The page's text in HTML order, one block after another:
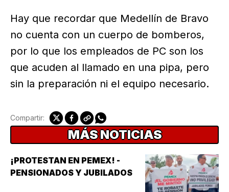
Hay que recordar que Medellín de Bravo
no cuenta con un cuerpo de bomberos,
por lo que los empleados de PC son los
que acuden al llamado en una pipa, pero
sin la preparación ni el equipo necesario.
Compartir:
MÁS NOTICIAS
¡PROTESTAN EN PEMEX! -
PENSIONADOS Y JUBILADOS